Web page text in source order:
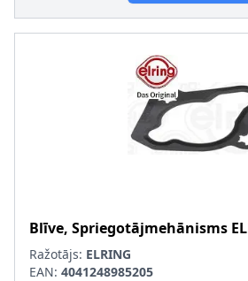
Blīve, Spriegotājmehānisms
Ražotājs: ELRING
EAN: 4041248985205